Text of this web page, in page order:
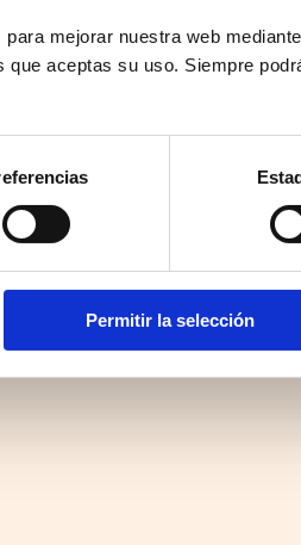
mejorar nuestra web
que aceptas su uso. Siempre
Permitir la selección